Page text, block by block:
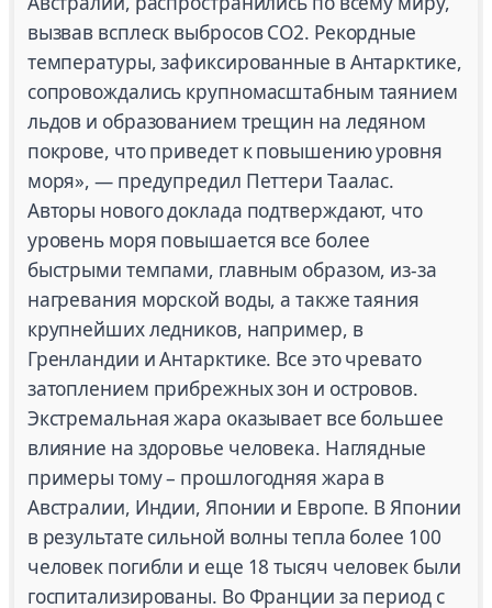
вызвав всплеск выбросов CO2. Рекордные
температуры, зафиксированные в Антарктике,
сопровождались крупномасштабным таянием
льдов и образованием трещин на ледяном
покрове, что приведет к повышению уровня
моря», — предупредил Петтери Таалас.
Авторы нового доклада подтверждают, что
уровень моря повышается все более
быстрыми темпами, главным образом, из-за
нагревания морской воды, а также таяния
крупнейших ледников, например, в
Гренландии и Антарктике. Все это чревато
затоплением прибрежных зон и островов.
Экстремальная жара оказывает все большее
влияние на здоровье человека. Наглядные
примеры тому – прошлогодняя жара в
Австралии, Индии, Японии и Европе. В Японии
в результате сильной волны тепла более 100
человек погибли и еще 18 тысяч человек были
госпитализированы. Во Франции за период с